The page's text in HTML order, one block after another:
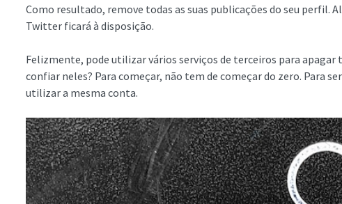
Como resultado, remove todas as suas publicações do seu perfil.
Twitter ficará à disposição.
Felizmente, pode utilizar vários serviços de terceiros para apagar
confiar neles? Para começar, não tem de começar do zero. Para
utilizar a mesma conta.